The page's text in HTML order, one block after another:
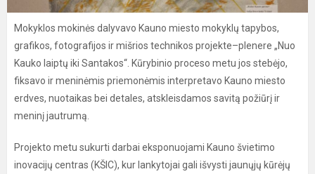
Mokyklos mokinės dalyvavo Kauno miesto mokyklų tapybos,
grafikos, fotografijos ir mišrios technikos projekte–plenere „Nuo
Kauko laiptų iki Santakos“. Kūrybinio proceso metu jos stebėjo,
fiksavo ir meninėmis priemonėmis interpretavo Kauno miesto
erdves, nuotaikas bei detales, atskleisdamos savitą požiūrį ir
meninį jautrumą.
Projekto metu sukurti darbai eksponuojami Kauno švietimo
inovacijų centras (KŠIC), kur lankytojai gali išvysti jaunųjų kūrėjų